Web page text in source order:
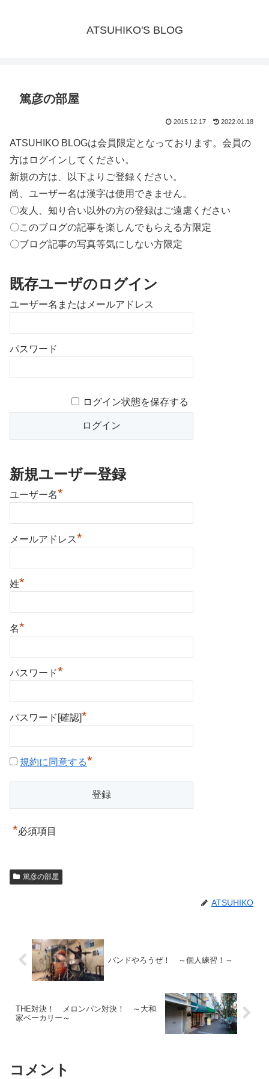
ATSUHIKO'S BLOG
篤彦の部屋
2015.12.17 2022.01.18
ATSUHIKO BLOGは会員限定となっております。会員の
方はログインしてください。
新規の方は、以下よりご登録ください。
尚、ユーザー名は漢字は使用できません。
〇友人、知り合い以外の方の登録はご遠慮ください
〇このブログの記事を楽しんでもらえる方限定
〇ブログ記事の写真等気にしない方限定
既存ユーザのログイン
ユーザー名またはメールアドレス
パスワード
ログイン状態を保存する
新規ユーザー登録
ユーザー名*
メールアドレス*
姓*
名*
パスワード*
パスワード[確認]*
規約に同意する*
*必須項目
篤彦の部屋
ATSUHIKO
バンドやろうぜ！ ～個人練習！～
THE対決！ メロンパン対決！ ～大和
家ベーカリー～
コメント